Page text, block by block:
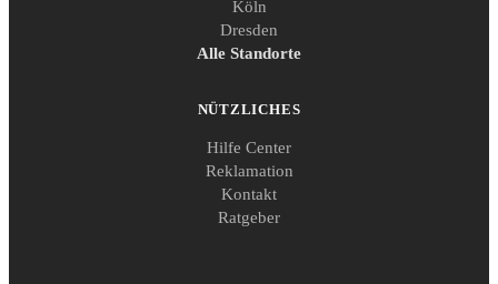
Köln
Dresden
Alle Standorte
NÜTZLICHES
Hilfe Center
Reklamation
Kontakt
Ratgeber